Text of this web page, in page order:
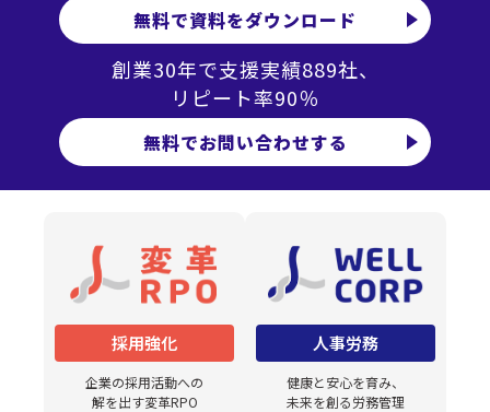
無料で資料をダウンロード
創業30年で支援実績889社、
リピート率90％
無料でお問い合わせする
採用強化
企業の採用活動への
解を出す変革RPO
人事労務
健康と安心を育み、
未来を創る労務管理
では、こうした高度なアカウントマネージャーをどう育成
するのか。
まず私たちが着手したのは、既存のハイパフォーマーへの
インタビューです。すでにお客様の人事部長から信頼を獲
得し、成果を上げている社員2名をペルソナとして選定しま
この調査から見えてきたのは、育成を促進する具体的な要
因です。第一に、お客様の課題を本質的に捉え、複数の解
決アプローチを考える必要性を業務で痛感し、自発的にト
レーニングする動機が生まれたこと。第二に、大規模プロ
ジェクトや新規事業開発の責任者として、お客様の人事部